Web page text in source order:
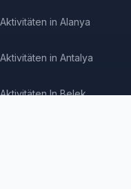
Aktivitäten in Alanya
Aktivitäten in Antalya
Aktivitäten In Belek